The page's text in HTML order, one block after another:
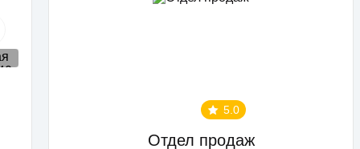
5.0
Отдел продаж